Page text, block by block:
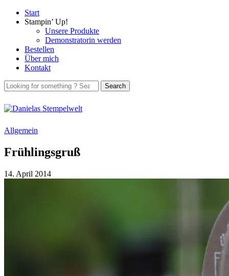
Start
Stampin’ Up!
Unsere Produkte
Demonstratorin werden
Bestellen
Über mich
Kontakt
Allgemein
Frühlingsgruß
14. April 2014